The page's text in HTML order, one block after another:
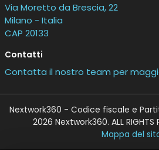
Via Moretto da Brescia, 22
Milano - Italia
CAP 20133
Contatti
Contatta il nostro team per
Nextwork360 - Codice fiscale e
2026 Nextwork360. ALL RIGHTS
Mappa del